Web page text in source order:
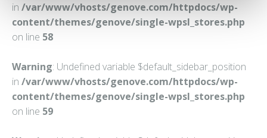
in /var/www/vhosts/genove.com/httpdocs/wp-
content/themes/genove/single-wpsl_stores.php
on line 58
Warning: Undefined variable $default_sidebar_position
in /var/www/vhosts/genove.com/httpdocs/wp-
content/themes/genove/single-wpsl_stores.php
on line 59